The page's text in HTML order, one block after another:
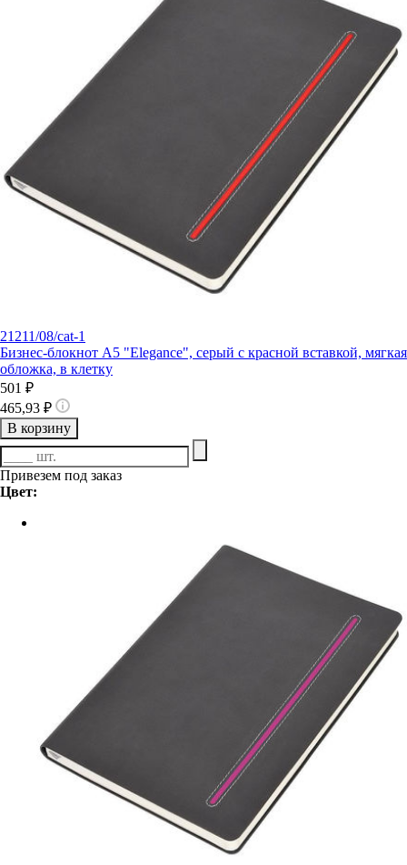
21211/08/cat-1
Бизнес-блокнот А5 "Elegance", серый с красной вставкой, мягкая
обложка, в клетку
501 ₽
465,93 ₽
В корзину
Привезем под заказ
Цвет: